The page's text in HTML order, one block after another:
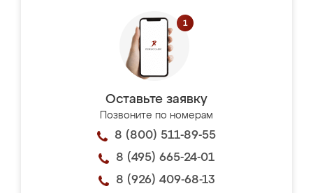
Оставьте заявку
Позвоните по номерам
8 (800) 511-89-55
8 (495) 665-24-01
8 (926) 409-68-13